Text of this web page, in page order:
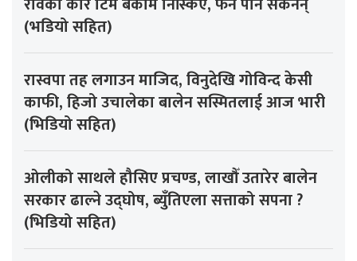
(भडियो सहित)
रास्वपा तह लगाउन माजिद, विनुदेखि गोविन्द केसी
काफी, हिजो उचालेका बालेन सस्मितलाई आज भारी
(भिडियो सहित)
ओलीको साथले हौसिए प्रचण्ड, लाखौँ उतारेर बालेन
सरकार ढाल्ने उद्घोष, ब्युँतिएला सत्ताको सपना ?
(भिडियो सहित)